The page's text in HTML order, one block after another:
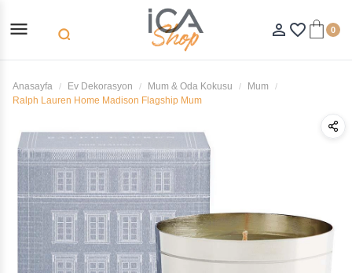
menu search person_outline favorite_border 0
Anasayfa Ev Dekorasyon Mum & Oda Kokusu
Mum
Ralph Lauren Home Madison Flagship Mum